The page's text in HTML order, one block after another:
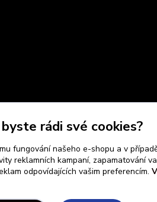
byste rádi své cookies?
fungování našeho e-shopu a v
reklamních kampaní, zapamatování
odpovídajících vašim preferencím.